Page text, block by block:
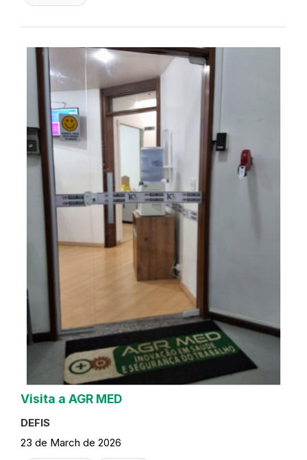
Visita a AGR MED
DEFIS
23 de March de 2026